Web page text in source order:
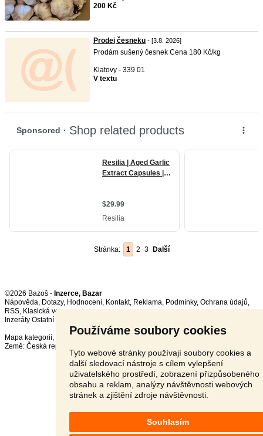
Používáme soubory cookies
Tyto webové stránky používají soubory cookies a
další sledovací nástroje s cílem vylepšení
uživatelského prostředí, zobrazení přizpůsobeného
obsahu a reklam, analýzy návštěvnosti webových
stránek a zjištění zdroje návštěvnosti.
Souhlasím
200 Kč
Prodej česneku - [3.8. 2026]
Prodám sušený česnek Cena 180 Kč/kg
Klatovy - 339 01
V textu
Stránka: 1 2 3 Další
©2026 Bazoš - Inzerce, Bazar
Nápověda, Dotazy, Hodnocení, Kontakt, Reklama, Podmínky, Ochrana údajů,
RSS,
Inzeráty Ostatní celkem:
Mapa kategorií,
Země: Česká republika